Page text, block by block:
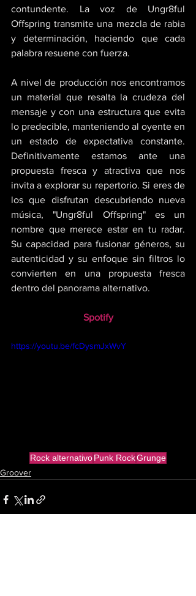
contundente. La voz de Ungr8ful
Offspring transmite una mezcla de rabia
y determinación, haciendo que cada
palabra resuene con fuerza.
A nivel de producción nos encontramos
un material que resalta la crudeza del
mensaje y con una estructura que evita
lo predecible, manteniendo al oyente en
un estado de expectativa constante.
Definitivamente estamos ante una
propuesta fresca y atractiva que nos
invita a explorar su repertorio. Si eres de
los que disfrutan descubriendo nueva
música, "Ungr8ful Offspring" es un
nombre que merece estar en tu radar.
Su capacidad para fusionar géneros, su
autenticidad y su enfoque sin filtros lo
convierten en una propuesta fresca
dentro del panorama alternativo.
Spotify
https://youtu.be/fcDysmJxWvY
Rock alternativoPunk RockGrunge
Groover